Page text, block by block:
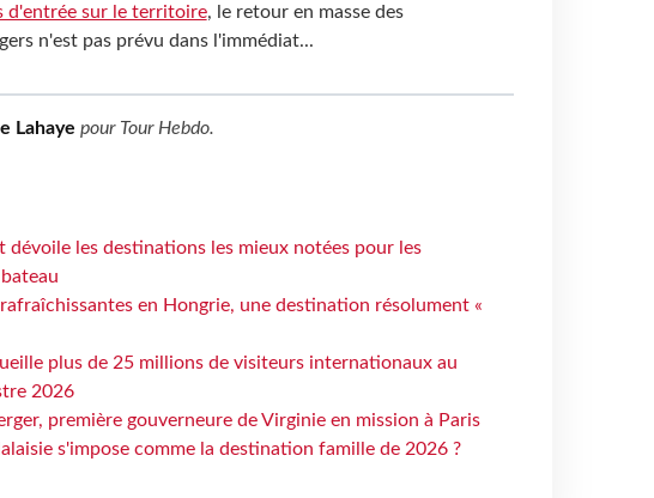
d'entrée sur le territoire, le retour en masse des
n'est pas prévu dans l'immédiat...
Lahaye pour Tour Hebdo.
dévoile les destinations les mieux notées pour les
rafraîchissantes en Hongrie, une destination résolument «
plus de 25 millions de visiteurs internationaux au
2026
première gouverneure de Virginie en mission à Paris
s'impose comme la destination famille de 2026 ?